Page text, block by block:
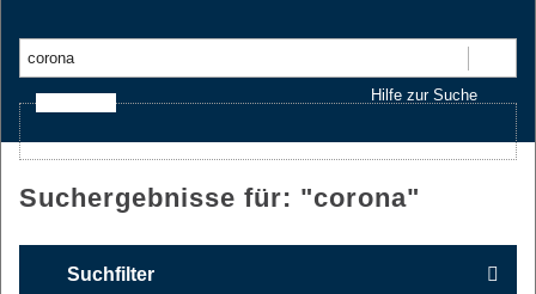
Hilfe zur Suche
Suchergebnisse für: "corona"
Suchfilter